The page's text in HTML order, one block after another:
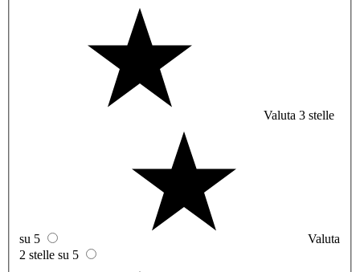
Valuta 3 stelle
su 5
Valuta
2 stelle su 5